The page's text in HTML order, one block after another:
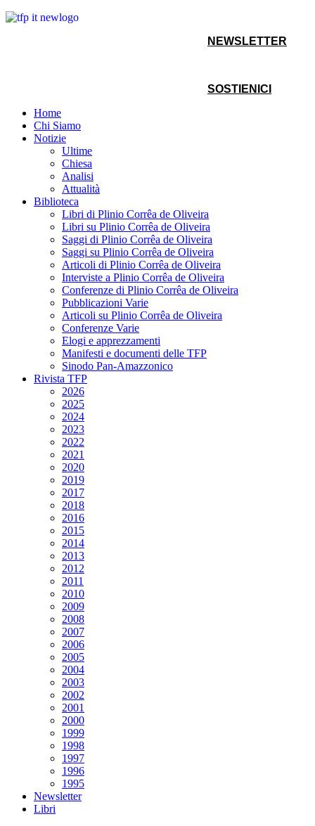
NEWSLETTER
SOSTIENICI
Home
Chi Siamo
Notizie
Ultime
Chiesa
Analisi
Attualità
Biblioteca
Libri di Plinio Corrêa de Oliveira
Libri su Plinio Corrêa de Oliveira
Saggi di Plinio Corrêa de Oliveira
Saggi su Plinio Corrêa de Oliveira
Articoli di Plinio Corrêa de Oliveira
Interviste a Plinio Corrêa de Oliveira
Conferenze di Plinio Corrêa de Oliveira
Pubblicazioni Varie
Articoli su Plinio Corrêa de Oliveira
Conferenze Varie
Elogi e apprezzamenti
Manifesti e documenti delle TFP
Sinodo Pan-Amazzonico
Rivista TFP
2026
2025
2024
2023
2022
2021
2020
2019
2017
2018
2016
2015
2014
2013
2012
2011
2010
2009
2008
2007
2006
2005
2004
2003
2002
2001
2000
1999
1998
1997
1996
1995
Newsletter
Libri